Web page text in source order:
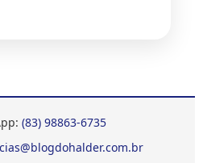
(83) 98863-6735